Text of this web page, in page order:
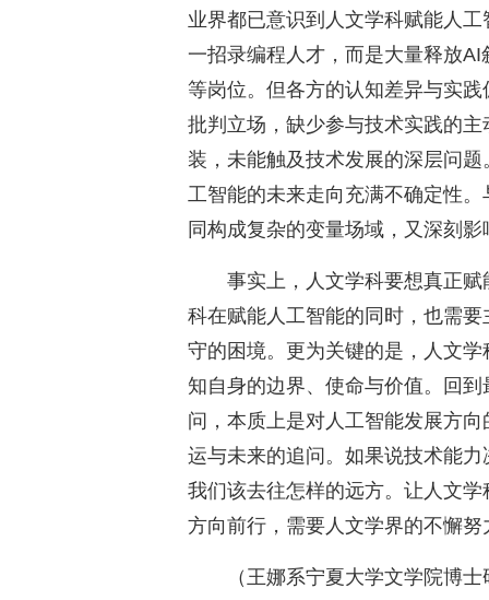
业界都已意识到人文学科赋能人
一招录编程人才，而是大量释放
等岗位。但各方的认知差异与实
批判立场，缺少参与技术实践的
装，未能触及技术发展的深层问
工智能的未来走向充满不确定性
同构成复杂的变量场域，又深刻
事实上，人文学科要想真正
科在赋能人工智能的同时，也需
守的困境。更为关键的是，人文
知自身的边界、使命与价值。回到
问，本质上是对人工智能发展方
运与未来的追问。如果说技术能
我们该去往怎样的远方。让人文
方向前行，需要人文学界的不懈努
（王娜系宁夏大学文学院博